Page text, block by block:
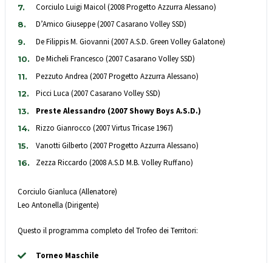
Corciulo Luigi Maicol (2008 Progetto Azzurra Alessano)
D’Amico Giuseppe (2007 Casarano Volley SSD)
De Filippis M. Giovanni (2007 A.S.D. Green Volley Galatone)
De Micheli Francesco (2007 Casarano Volley SSD)
Pezzuto Andrea (2007 Progetto Azzurra Alessano)
Picci Luca (2007 Casarano Volley SSD)
Preste Alessandro (2007 Showy Boys A.S.D.)
Rizzo Gianrocco (2007 Virtus Tricase 1967)
Vanotti Gilberto (2007 Progetto Azzurra Alessano)
Zezza Riccardo (2008 A.S.D M.B. Volley Ruffano)
Corciulo Gianluca (Allenatore)
Leo Antonella (Dirigente)
Questo il programma completo del Trofeo dei Territori:
Torneo Maschile